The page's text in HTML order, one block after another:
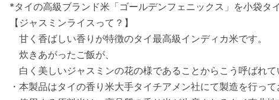
*タイの高級ブランド米「ゴールデンフェニックス」を小袋タ
【ジャスミンライスって？】
甘く香ばしい香りが特徴のタイ最高級インディカ米です。
炊きあがったご飯が、
白く美しいジャスミンの花の様であることからこう呼ばれて
・本製品はタイの香り米大手タイチアメン社にて製造を行っ